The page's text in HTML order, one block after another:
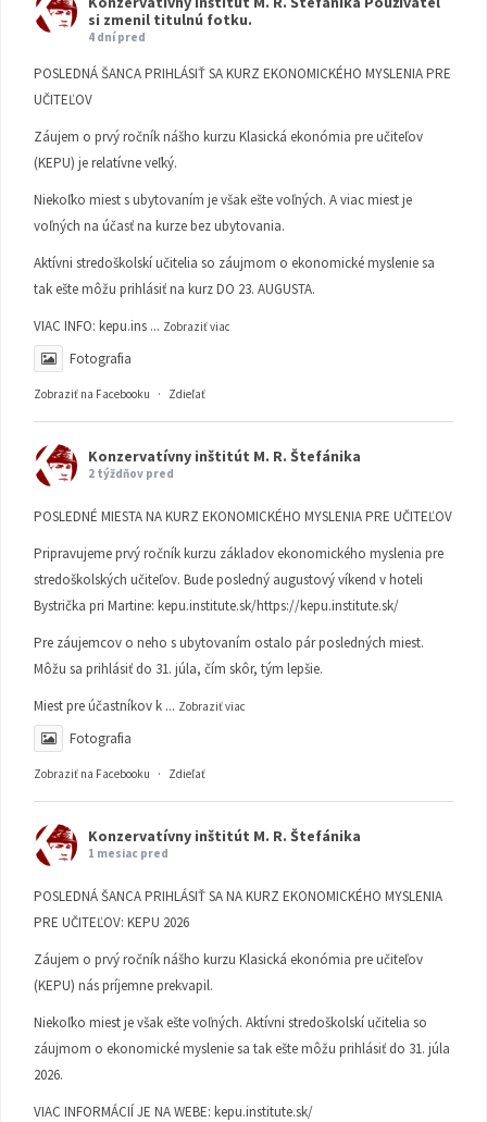
si zmenil titulnú fotku.
4 dní pred
POSLEDNÁ ŠANCA PRIHLÁSIŤ SA KURZ EKONOMICKÉHO MYSLENIA PRE
UČITEĽOV
Záujem o prvý ročník nášho kurzu Klasická ekonómia pre učiteľov
(KEPU) je relatívne veľký.
Niekoľko miest s ubytovaním je však ešte voľných. A viac miest je
voľných na účasť na kurze bez ubytovania.
Aktívni stredoškolskí učitelia so záujmom o ekonomické myslenie sa
tak ešte môžu prihlásiť na kurz DO 23. AUGUSTA.
VIAC INFO: kepu.ins ... Zobraziť viac
Fotografia
Zobraziť na Facebooku · Zdieľať
Konzervatívny inštitút M. R. Štefánika
2 týždňov pred
POSLEDNÉ MIESTA NA KURZ EKONOMICKÉHO MYSLENIA PRE UČITEĽOV
Pripravujeme prvý ročník kurzu základov ekonomického myslenia pre
stredoškolských učiteľov. Bude posledný augustový víkend v hoteli
Bystrička pri Martine: kepu.institute.sk/https://kepu.institute.sk/
Pre záujemcov o neho s ubytovaním ostalo pár posledných miest.
Môžu sa prihlásiť do 31. júla, čím skôr, tým lepšie.
Miest pre účastníkov k ... Zobraziť viac
Fotografia
Zobraziť na Facebooku · Zdieľať
Konzervatívny inštitút M. R. Štefánika
1 mesiac pred
POSLEDNÁ ŠANCA PRIHLÁSIŤ SA NA KURZ EKONOMICKÉHO MYSLENIA
PRE UČITEĽOV: KEPU 2026
Záujem o prvý ročník nášho kurzu Klasická ekonómia pre učiteľov
(KEPU) nás príjemne prekvapil.
Niekoľko miest je však ešte voľných. Aktívni stredoškolskí učitelia so
záujmom o ekonomické myslenie sa tak ešte môžu prihlásiť do 31. júla
2026.
VIAC INFORMÁCIÍ JE NA WEBE: kepu.institute.sk/